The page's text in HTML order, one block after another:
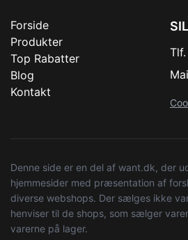
Forside
Produkter
Top Rabatter
Blog
Kontakt
Denne side er en del af want.dk, der
hjemmesider med præsentation af
diverse webshops. Der sælges ikke
henviser til de shops, som sælger
varerne på lager.